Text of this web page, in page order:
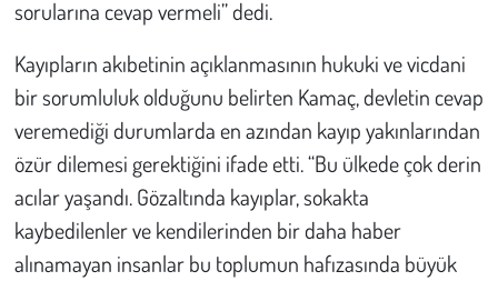
sorularına cevap vermeli” dedi.
Kayıpların akıbetinin açıklanmasının hukuki ve vicdani
bir sorumluluk olduğunu belirten Kamaç, devletin cevap
veremediği durumlarda en azından kayıp yakınlarından
özür dilemesi gerektiğini ifade etti. “Bu ülkede çok derin
acılar yaşandı. Gözaltında kayıplar, sokakta
kaybedilenler ve kendilerinden bir daha haber
alınamayan insanlar bu toplumun hafızasında büyük